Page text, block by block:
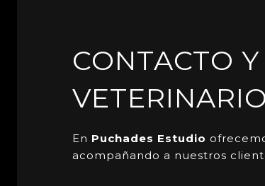
CONTACTO
En Puchades Estudio
acompañando a nuestros